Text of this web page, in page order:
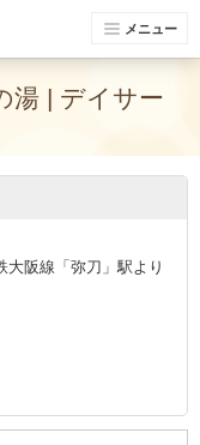
メニュー
湯 | デイサー
阪線「弥刀」駅より